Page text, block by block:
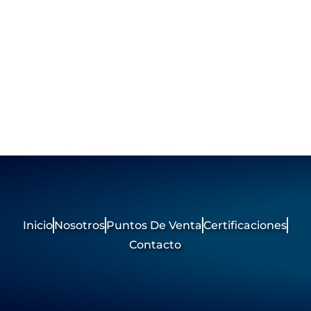
InicioNosotrosPuntos De VentaCertificaciones
Contacto